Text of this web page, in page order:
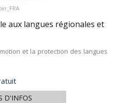
aux langues régionales et
et la protection des langues
D'INFOS